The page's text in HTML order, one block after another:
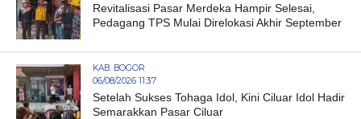
Revitalisasi Pasar Merdeka Hampir Selesai,
Pedagang TPS Mulai Direlokasi Akhir September
KAB. BOGOR
06/08/2026 11:37
Setelah Sukses Tohaga Idol, Kini Ciluar Idol Hadir
Semarakkan Pasar Ciluar